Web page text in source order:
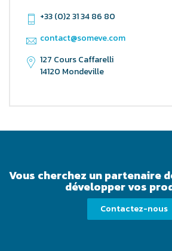
+33 (0)2 31 34 86 80
contact@someve.com
127 Cours Caffarelli
14120 Mondeville
Vous cherchez un partenaire
développer vos
Contactez-nous